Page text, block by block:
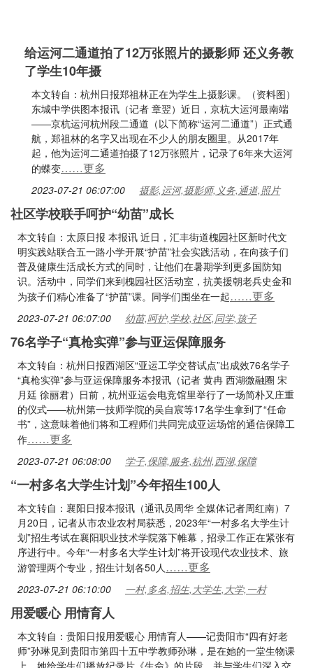
给运河二通道拍了12万张照片的摄影师 还义务教
了学生10年摄
本文转自：杭州日报郑祖林正在为学生上摄影课。（资料图）
东城中学供图本报讯（记者 章翌）近日，京杭大运河最南端
——京杭运河杭州段二通道（以下简称“运河二通道”）正式通
航，郑祖林的名字又出现在不少人的朋友圈里。从2017年
起，他为运河二通道拍摄了12万张照片，记录了6年来大运河
的蝶变……更多
2023-07-21 06:07:00 摄影,运河,摄影师,义务,通道,照片
社区学校联手呵护“幼苗”成长
本文转自：太原日报 本报讯 近日，汇丰街道槐园社区新时代文
明实践站联合五一路小学开展“护苗”社会实践活动，在向孩子们
普及健康生活成长方式的同时，让他们在暑期学到更多国防知
识。活动中，同学们来到槐园社区活动室，抗美援朝老兵史金和
为孩子们精心准备了“护苗”课。同学们围坐在一起……更多
2023-07-21 06:07:00 幼苗,呵护,学校,社区,同学,孩子
76名学子“真枪实弹”参与亚运保障服务
本文转自：杭州日报西湖区“亚运工学交替试点”出成效76名学子
“真枪实弹”参与亚运保障服务本报讯（记者 黄冉 西湖微融圈 宋
月廷 徐丽君）日前，杭州亚运会电竞馆里举行了一场简朴又庄重
的仪式——杭州第一技师学院的吴自宸等17名学生拿到了“任命
书”，这意味着他们将和工程师们共同完成亚运场馆的通信保障工
作……更多
2023-07-21 06:08:00 学子,保障,服务,杭州,西湖,保障
“一村多名大学生计划”今年招生100人
本文转自：襄阳日报本报讯（通讯员周华 全媒体记者周红南）7
月20日，记者从市农业农村局获悉，2023年“一村多名大学生计
划”招生考试在襄阳职业技术学院落下帷幕，招录工作正在紧张有
序进行中。今年“一村多名大学生计划”将开设现代农业技术、旅
游管理两个专业，招生计划各50人……更多
2023-07-21 06:10:00 一村,多名,招生,大学生,大学,一村
用爱暖心 用情育人
本文转自：贵阳日报用爱暖心 用情育人——记贵阳市“四有好老
师”孙琳见到贵阳市第四十五中学教师孙琳，是在她的一堂生物课
上。她给学生们播放纪录片《生命》的片段，并与学生们深入交